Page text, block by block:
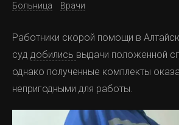
Больница
Врачи
Работники скорой помощи в
суд добились выдачи положенной
однако полученные комплекты
непригодными для работы.